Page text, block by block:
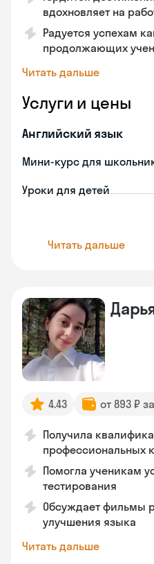
вдохновляет на
Радуется успехам
продолжающих
Читать дальше
Услуги и цены
Английский язык
Мини-курс для
Уроки для детей
Читать дальше
4.43 от 893 ₽
Получила
профессиональных
Помогла ученикам
тестирования
Обсуждает фильмы
улучшения языка
Читать дальше